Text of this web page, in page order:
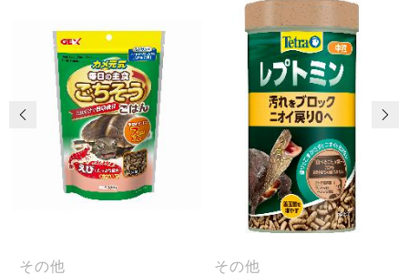
その他
その他
前の画像 次